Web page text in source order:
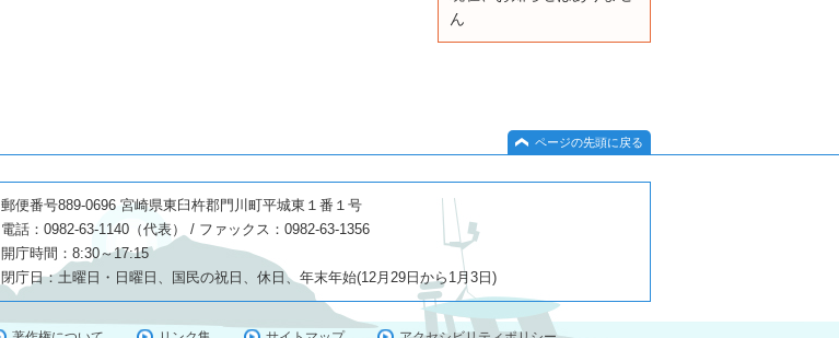
ん
ページの先頭に戻る
郵便番号889-0696 宮崎県東臼杵郡門川町平城東１番１号
電話：0982-63-1140（代表） / ファックス：0982-63-1356
開庁時間：8:30～17:15
閉庁日：土曜日・日曜日、国民の祝日、休日、年末年始(12月29日から1月3日)